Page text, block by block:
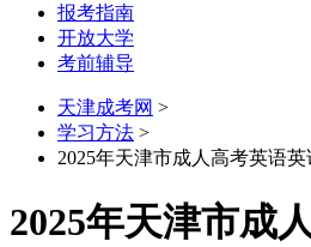
报考指南
开放大学
考前辅导
天津成考网 >
学习方法 >
2025年天津市成人高考英语
2025年天津市成